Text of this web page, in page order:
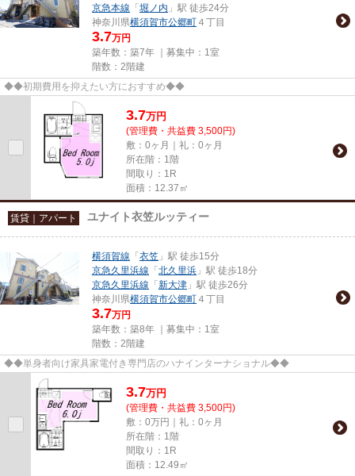
京急本線 「 堀ノ内 」駅 徒歩24分
神奈川県横須賀市公郷町 ４丁目
3.7万円
築年数：築7年 ｜募集中： 1室
階数：2階建
◆◆初期費用を抑えたい方におすすめ◆◆
3.7万円
(管理費・共益費 3,500円)
敷：0ヶ月｜礼：0ヶ月
所在階：1階
間取り：1R
面積：12.37㎡
賃貸｜アパート ユナイト衣笠ルッティー
横須賀線 「 衣笠 」駅 徒歩15分
京急久里浜線 「 北久里浜 」駅 徒歩18分
京急久里浜線 「 新大津 」駅 徒歩26分
神奈川県横須賀市公郷町 ４丁目
3.7万円
築年数：築8年 ｜募集中： 1室
階数：2階建
◆◆単身者向け家具家電付き専門店のハナインターナショナル◆◆
3.7万円
(管理費・共益費 3,500円)
敷：0万円｜礼：0ヶ月
所在階：1階
間取り：1R
面積：12.49㎡